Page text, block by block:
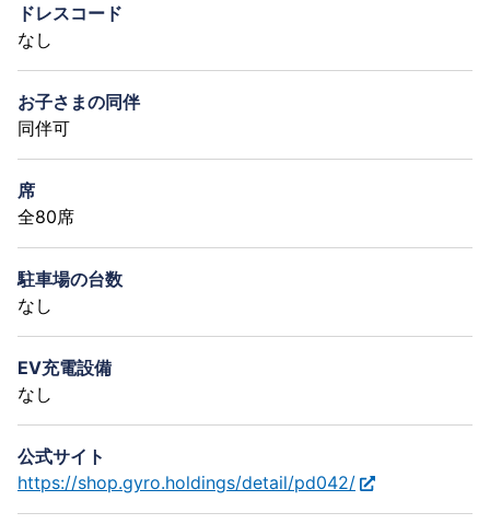
ドレスコード
なし
お子さまの同伴
同伴可
席
全80席
駐車場の台数
なし
EV充電設備
なし
公式サイト
https://shop.gyro.holdings/detail/pd042/